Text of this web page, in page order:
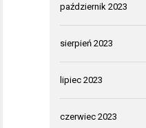
październik 2023
sierpień 2023
lipiec 2023
czerwiec 2023